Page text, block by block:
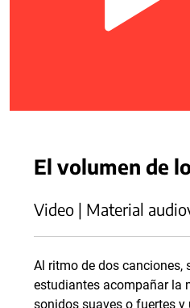
El volumen de
Video | Material
Al ritmo de dos canciones,
estudiantes acompañar la
sonidos suaves o fuertes